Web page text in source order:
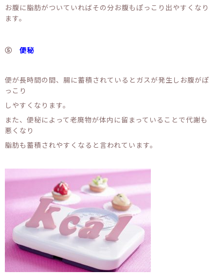
お腹に脂肪がついていればその分お腹もぽっこり出やすくなり
ます。
⑤ 便秘
便が長時間の間、腸に蓄積されているとガスが発生しお腹がぽ
っこり
しやすくなります。
また、便秘によって老廃物が体内に留まっていることで代謝も
悪くなり
脂肪も蓄積されやすくなると言われています。